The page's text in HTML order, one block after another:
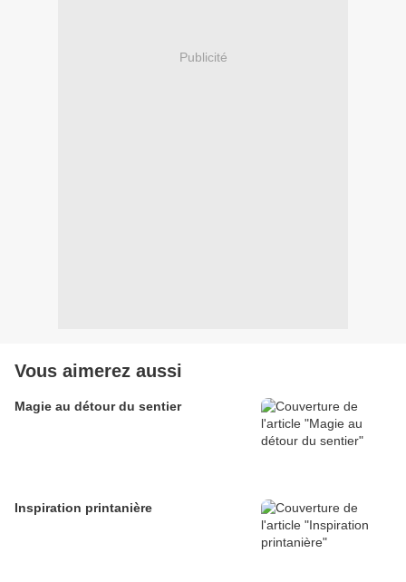
Publicité
Vous aimerez aussi
Magie au détour du sentier
Inspiration printanière